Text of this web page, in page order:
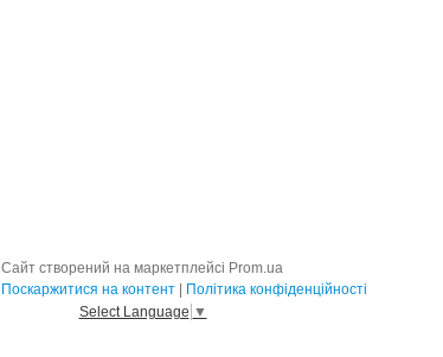
Сайт створений на маркетплейсі Prom.ua
Поскаржитися на контент | Політика конфіденційності
Select Language ▼